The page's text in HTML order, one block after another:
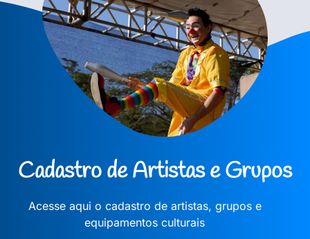
Cadastro de Artistas e Grupos
Acesse aqui o cadastro de artistas, grupos e
equipamentos culturais